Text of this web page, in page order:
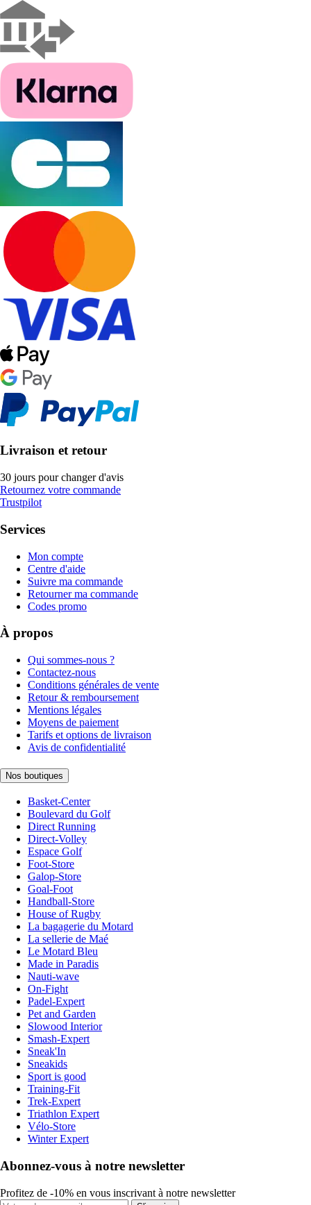
Livraison et retour
30 jours pour changer d'avis
Retournez votre commande
Trustpilot
Services
Mon compte
Centre d'aide
Suivre ma commande
Retourner ma commande
Codes promo
À propos
Qui sommes-nous ?
Contactez-nous
Conditions générales de vente
Retour & remboursement
Mentions légales
Moyens de paiement
Tarifs et options de livraison
Avis de confidentialité
Nos boutiques
Basket-Center
Boulevard du Golf
Direct Running
Direct-Volley
Espace Golf
Foot-Store
Galop-Store
Goal-Foot
Handball-Store
House of Rugby
La bagagerie du Motard
La sellerie de Maé
Le Motard Bleu
Made in Paradis
Nauti-wave
On-Fight
Padel-Expert
Pet and Garden
Slowood Interior
Smash-Expert
Sneak'In
Sneakids
Sport is good
Training-Fit
Trek-Expert
Triathlon Expert
Vélo-Store
Winter Expert
Abonnez-vous à notre newsletter
Profitez de -10% en vous inscrivant à notre newsletter